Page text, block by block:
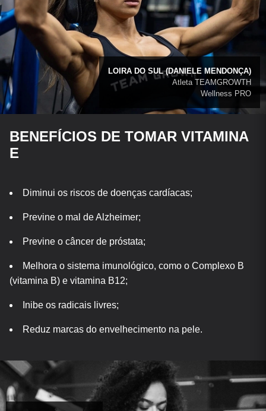
BENEFÍCIOS DE TOMAR VITAMINA
E
Diminui os riscos de doenças cardíacas;
Previne o mal de Alzheimer;
Previne o câncer de próstata;
Melhora o sistema imunológico, como o Complexo B
(vitamina B) e vitamina B12;
Inibe os radicais livres;
Reduz marcas do envelhecimento na pele.
LOIRA DO SUL (DANIELE MENDONÇA)
Atleta TEAMGROWTH
Wellness PRO